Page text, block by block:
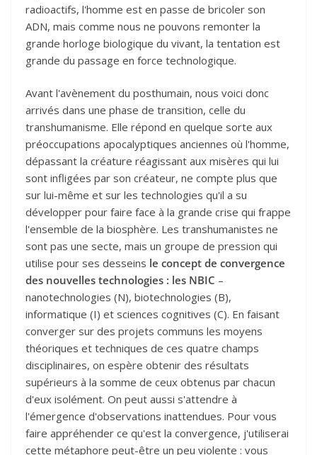
radioactifs, l'homme est en passe de bricoler son
ADN, mais comme nous ne pouvons remonter la
grande horloge biologique du vivant, la tentation est
grande du passage en force technologique.
Avant l'avènement du posthumain, nous voici donc
arrivés dans une phase de transition, celle du
transhumanisme. Elle répond en quelque sorte aux
préoccupations apocalyptiques anciennes où l'homme,
dépassant la créature réagissant aux misères qui lui
sont infligées par son créateur, ne compte plus que
sur lui-même et sur les technologies qu'il a su
développer pour faire face à la grande crise qui frappe
l'ensemble de la biosphère. Les transhumanistes ne
sont pas une secte, mais un groupe de pression qui
utilise pour ses desseins le concept de convergence
des nouvelles technologies : les NBIC –
nanotechnologies (N), biotechnologies (B),
informatique (I) et sciences cognitives (C). En faisant
converger sur des projets communs les moyens
théoriques et techniques de ces quatre champs
disciplinaires, on espère obtenir des résultats
supérieurs à la somme de ceux obtenus par chacun
d'eux isolément. On peut aussi s'attendre à
l'émergence d'observations inattendues. Pour vous
faire appréhender ce qu'est la convergence, j'utiliserai
cette métaphore peut-être un peu violente : vous